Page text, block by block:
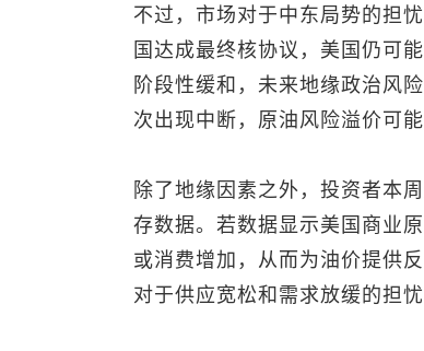
不过，市场对于中东局势的担
国达成最终核协议，美国仍可
阶段性缓和，未来地缘政治风
次出现中断，原油风险溢价可
除了地缘因素之外，投资者本
存数据。若数据显示美国商业
或消费增加，从而为油价提供
对于供应宽松和需求放缓的担